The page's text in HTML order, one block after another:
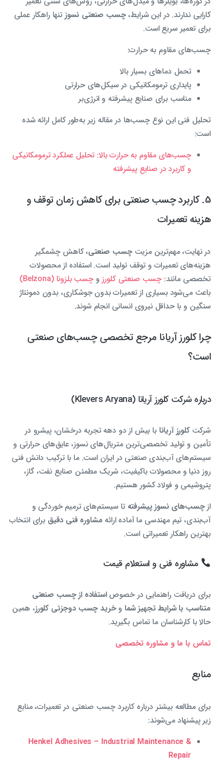
کارایی ندارند. در این شرایط،چسب صنعتی نسوز تنها راهکار عملی
برای تعمیر سریع است.
چسب‌های مقاوم به حرارت:
تحمل دماهای بسیار بالا
پایداری ترمومکانیکی در سیکل‌های حرارتی
مناسب برای صنایع پیشرفته و انرژی‌بر
تحلیل فنی این نوع چسب‌ها در مقاله زیر به‌طور کامل ارائه شده
است:
چسب‌های مقاوم به حرارت بالا: تحلیل عملکرد ترمومکانیکی
و کاربرد در صنایع پیشرفته
5. کاربرد چسب صنعتی برای کاهش زمان توقف و
هزینه تعمیرات
در نهایت، مهم‌ترین مزیتچسب صنعتی، کاهش چشمگیر
هزینه‌های تعمیرات و توقف تولید است. استفاده از محصولات
تخصصی مانند: چسب صنعتی کلورز وچسب بلزونا (Belzona)
باعث می‌شود بسیاری از تعمیرات بدون جوشکاری، بدون دمونتاژ
سنگین و با حداقل نیروی انسانی انجام شوند.
چرا کلورز آریانا مرجع تخصصی چسب‌های صنعتی
است؟
درباره شرکت کلورز آریانا (Klevers Aryana)
شرکتکلورز آریانا با بیش از دو دهه تجربه درخشان، پیشرو در
تأمین و تولید تخصصی‌ترین متریال‌های نسوز، عایق‌های حرارتی و
سیستم‌های آب‌بندی صنعتی در ایران است. ما با ترکیب دانش فنی
روز دنیا و محصولات باکیفیت، شریک مطمئن صنایع نفت، گاز،
پتروشیمی و فولاد کشور هستیم.
ازچسب‌های نسوز پیشرفته تا سیستم‌های ترمیم خوردگی و
آب‌بندی، تیم مهندسی ما آماده ارائه مشاوره فنی دقیق برای انتخاب
بهترین راهکار تعمیراتی است.
مشاوره فنی و استعلام قیمت
برای دریافت راهنمایی در خصوصاستفاده از چسب صنعتی
متناسب با شرایط تجهیز شما وخرید چسب دوجزئی کلورز، همین
حالا با کارشناسان ما تماس بگیرید.
تماس با ما و مشاوره تخصصی
منابع
برای مطالعه بیشتر درباره کاربرد چسب صنعتی در تعمیرات، منابع
زیر پیشنهاد می‌شوند:
Henkel Adhesives – Industrial Maintenance &
Repair